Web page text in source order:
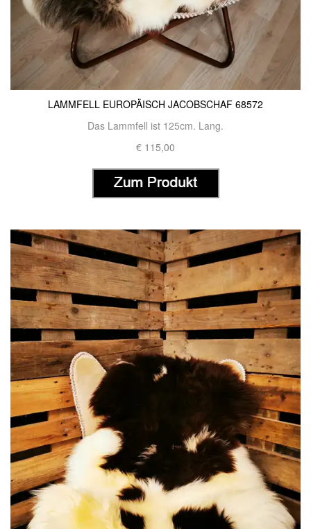
LAMMFELL EUROPÄISCH JACOBSCHAF 68572
Das Lammfell ist 125cm. Lang.
€ 115,00